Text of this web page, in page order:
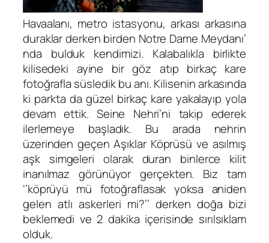
Havaalanı, metro istasyonu, arkası arkasına
duraklar derken birden Notre Dame Meydanı’
nda bulduk kendimizi. Kalabalıkla birlikte
kilisedeki ayine bir göz atıp birkaç kare
fotoğrafla süsledik bu anı. Kilisenin arkasında
ki parkta da güzel birkaç kare yakalayıp yola
devam ettik. Seine Nehri’ni takip ederek
ilerlemeye başladık. Bu arada nehrin
üzerinden geçen Aşıklar Köprüsü ve asılmış
aşk simgeleri olarak duran binlerce kilit
inanılmaz görünüyor gerçekten. Biz tam
‘’köprüyü mü fotoğraflasak yoksa aniden
gelen atlı askerleri mi?’’ derken doğa bizi
beklemedi ve 2 dakika içerisinde sırılsıklam
olduk.